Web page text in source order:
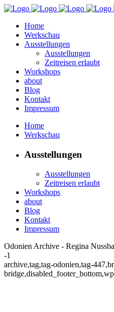
Home
Werkschau
Ausstellungen
Ausstellungen
Zeitreisen erlaubt
Workshops
about
Blog
Kontakt
Impressum
Home
Werkschau
Ausstellungen
Ausstellungen
Zeitreisen erlaubt
Workshops
about
Blog
Kontakt
Impressum
Odonien Archive - Regina
-1
archive,tag,tag-odonien,tag-